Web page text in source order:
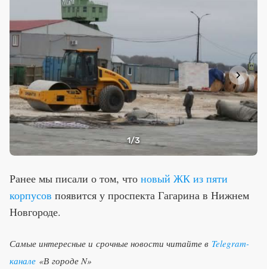
1/3
Ранее мы писали о том, что новый ЖК из пяти
корпусов появится у проспекта Гагарина в Нижнем
Новгороде.
Самые интересные и срочные новости читайте в Telegram-
канале «В городе N»